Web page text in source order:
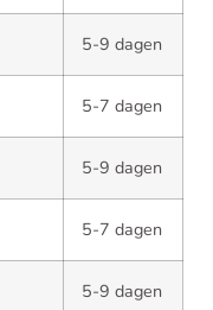
5-9 dagen
5-7 dagen
5-9 dagen
5-7 dagen
5-9 dagen